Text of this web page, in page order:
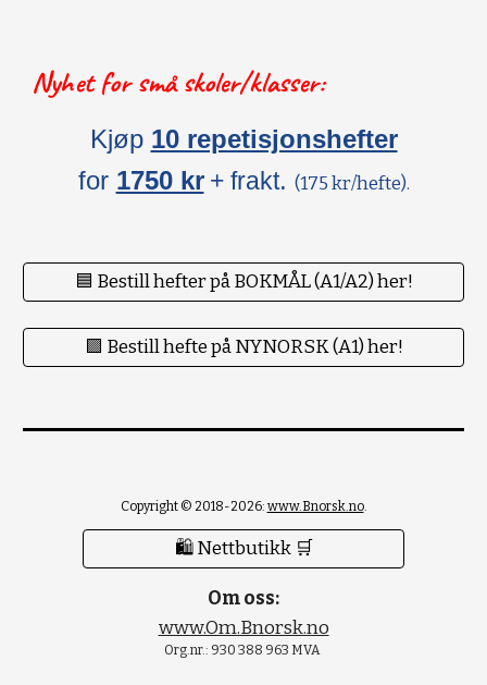
Nyhet for små skoler/klasser:
Kjøp 10 repetisjonshefter
for 1750 kr + frakt. (175 kr/hefte).
🟦 Bestill hefter på BOKMÅL (A1/A2) her!
🟪 Bestill hefte på NYNORSK (A1) her!
Copyright © 2018-2026: www.Bnorsk.no.
🛍 Nettbutikk 🛒
Om oss:
www.Om.Bnorsk.no
Org.nr.: 930 388 963 MVA